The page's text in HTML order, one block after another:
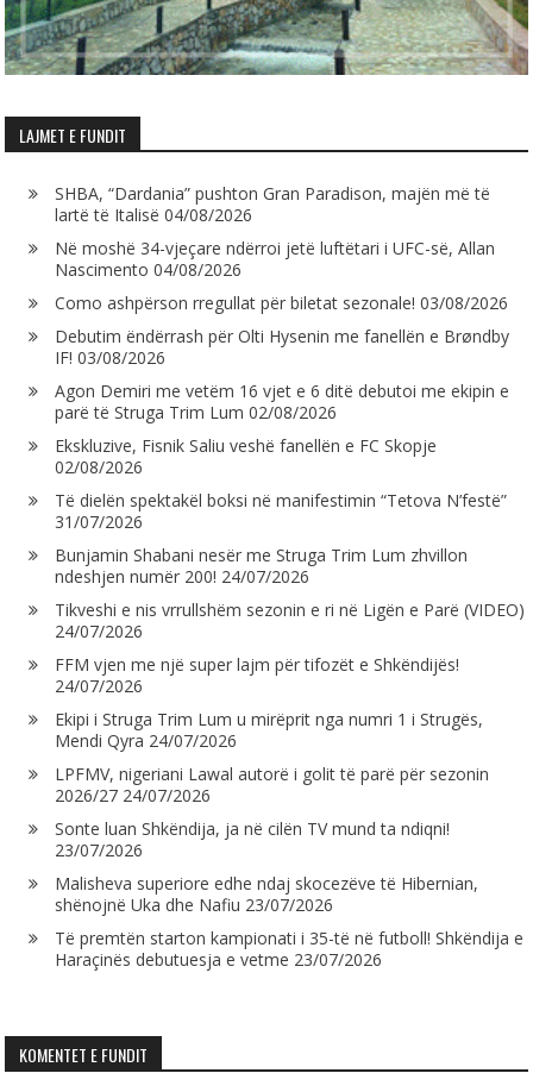
LAJMET E FUNDIT
SHBA, “Dardania” pushton Gran Paradison, majën më të
lartë të Italisë 04/08/2026
Në moshë 34-vjeçare ndërroi jetë luftëtari i UFC-së, Allan
Nascimento 04/08/2026
Como ashpërson rregullat për biletat sezonale! 03/08/2026
Debutim ëndërrash për Olti Hysenin me fanellën e Brøndby
IF! 03/08/2026
Agon Demiri me vetëm 16 vjet e 6 ditë debutoi me ekipin e
parë të Struga Trim Lum 02/08/2026
Ekskluzive, Fisnik Saliu veshë fanellën e FC Skopje
02/08/2026
Të dielën spektakël boksi në manifestimin “Tetova N’festë”
31/07/2026
Bunjamin Shabani nesër me Struga Trim Lum zhvillon
ndeshjen numër 200! 24/07/2026
Tikveshi e nis vrrullshëm sezonin e ri në Ligën e Parë (VIDEO)
24/07/2026
FFM vjen me një super lajm për tifozët e Shkëndijës!
24/07/2026
Ekipi i Struga Trim Lum u mirëprit nga numri 1 i Strugës,
Mendi Qyra 24/07/2026
LPFMV, nigeriani Lawal autorë i golit të parë për sezonin
2026/27 24/07/2026
Sonte luan Shkëndija, ja në cilën TV mund ta ndiqni!
23/07/2026
Malisheva superiore edhe ndaj skocezëve të Hibernian,
shënojnë Uka dhe Nafiu 23/07/2026
Të premtën starton kampionati i 35-të në futboll! Shkëndija e
Haraçinës debutuesja e vetme 23/07/2026
KOMENTET E FUNDIT